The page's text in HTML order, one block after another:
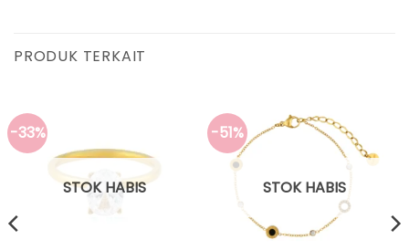
PRODUK TERKAIT
-33%
STOK HABIS
-51%
STOK HABIS